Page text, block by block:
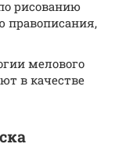
рисованию
правописания,
мелового
в качестве